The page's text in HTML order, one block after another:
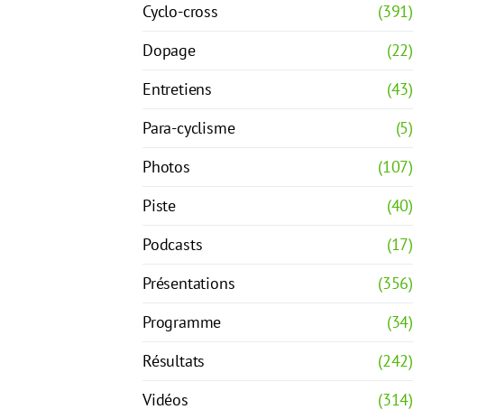
Cyclo-cross
(391)
Dopage
(22)
Entretiens
(43)
Para-cyclisme
(5)
Photos
(107)
Piste
(40)
Podcasts
(17)
Présentations
(356)
Programme
(34)
Résultats
(242)
Vidéos
(314)